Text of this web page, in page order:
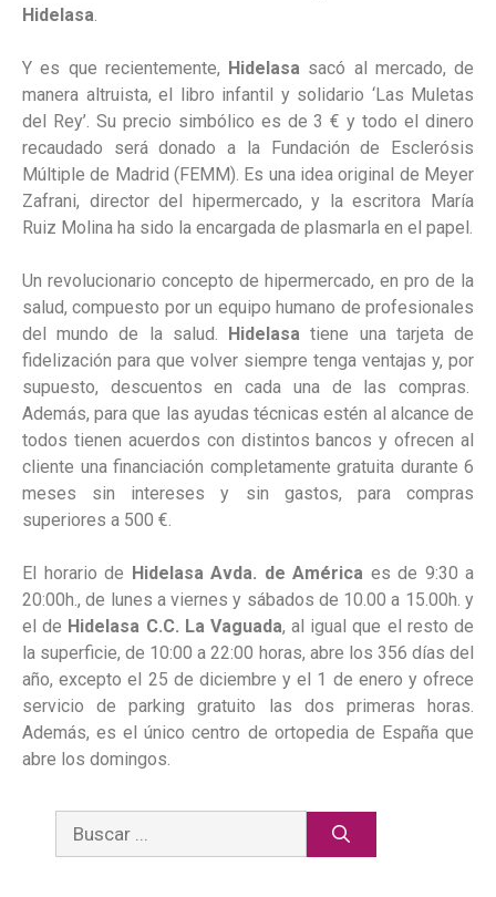
Hidelasa.
Y es que recientemente, Hidelasa sacó al mercado, de
manera altruista, el libro infantil y solidario ‘Las Muletas
del Rey’. Su precio simbólico es de 3 € y todo el dinero
recaudado será donado a la Fundación de Esclerósis
Múltiple de Madrid (FEMM). Es una idea original de Meyer
Zafrani, director del hipermercado, y la escritora María
Ruiz Molina ha sido la encargada de plasmarla en el papel.
Un revolucionario concepto de hipermercado, en pro de la
salud, compuesto por un equipo humano de profesionales
del mundo de la salud. Hidelasa tiene una tarjeta de
fidelización para que volver siempre tenga ventajas y, por
supuesto, descuentos en cada una de las compras.
Además, para que las ayudas técnicas estén al alcance de
todos tienen acuerdos con distintos bancos y ofrecen al
cliente una financiación completamente gratuita durante 6
meses sin intereses y sin gastos, para compras
superiores a 500 €.
El horario de Hidelasa Avda. de América es de 9:30 a
20:00h., de lunes a viernes y sábados de 10.00 a 15.00h. y
el de Hidelasa C.C. La Vaguada, al igual que el resto de
la superficie, de 10:00 a 22:00 horas, abre los 356 días del
año, excepto el 25 de diciembre y el 1 de enero y ofrece
servicio de parking gratuito las dos primeras horas.
Además, es el único centro de ortopedia de España que
abre los domingos.